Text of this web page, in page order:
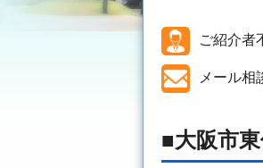
ご紹介者
メール相
大阪市